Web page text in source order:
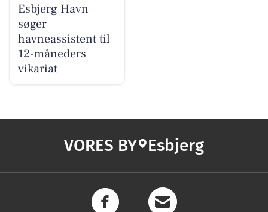
Esbjerg Havn
søger
havneassistent til
12-måneders
vikariat
VORES BY Esbjerg